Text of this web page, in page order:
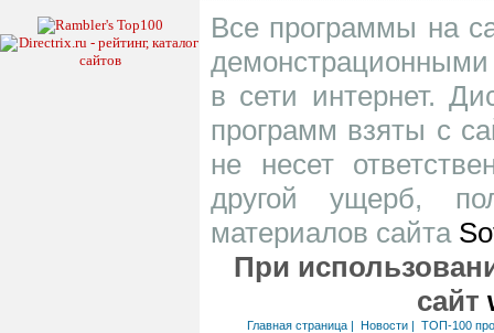
Все программы на
в сети интернет.
программ взяты с
не несет
другой ущерб,
материалов сайта
При
сайт
Главная страница| Новости| ТОП-100